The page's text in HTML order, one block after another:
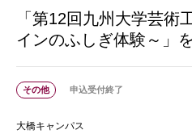
「第12回九州大学芸術
インのふしぎ体験～」
その他 申込受付終了
大橋キャンパス